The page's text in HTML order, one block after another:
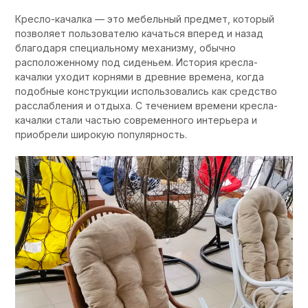
Кресло-качалка — это мебельный предмет, который
позволяет пользователю качаться вперед и назад
благодаря специальному механизму, обычно
расположенному под сиденьем. История кресла-
качалки уходит корнями в древние времена, когда
подобные конструкции использовались как средство
расслабления и отдыха. С течением времени кресла-
качалки стали частью современного интерьера и
приобрели широкую популярность.